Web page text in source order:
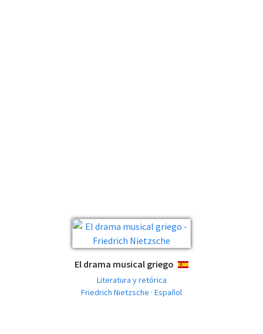
El drama musical griego ESPAÑOL
Literatura y retórica
Friedrich Nietzsche · Español